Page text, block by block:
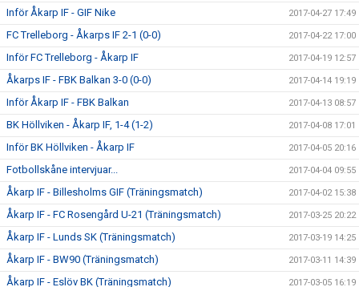
Inför Åkarp IF - GIF Nike 2017-04-27 17:49
FC Trelleborg - Åkarps IF 2-1 (0-0) 2017-04-22 17:00
Inför FC Trelleborg - Åkarp IF 2017-04-19 12:57
Åkarps IF - FBK Balkan 3-0 (0-0) 2017-04-14 19:19
Inför Åkarp IF - FBK Balkan 2017-04-13 08:57
BK Höllviken - Åkarp IF, 1-4 (1-2) 2017-04-08 17:01
Inför BK Höllviken - Åkarp IF 2017-04-05 20:16
Fotbollskåne intervjuar... 2017-04-04 09:55
Åkarp IF - Billesholms GIF (Träningsmatch) 2017-04-02 15:38
Åkarp IF - FC Rosengård U-21 (Träningsmatch) 2017-03-25 20:22
Åkarp IF - Lunds SK (Träningsmatch) 2017-03-19 14:25
Åkarp IF - BW90 (Träningsmatch) 2017-03-11 14:39
Åkarp IF - Eslöv BK (Träningsmatch) 2017-03-05 16:19